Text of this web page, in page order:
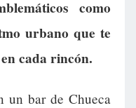
como
urbano que te
cada rincón.
un bar de Chueca